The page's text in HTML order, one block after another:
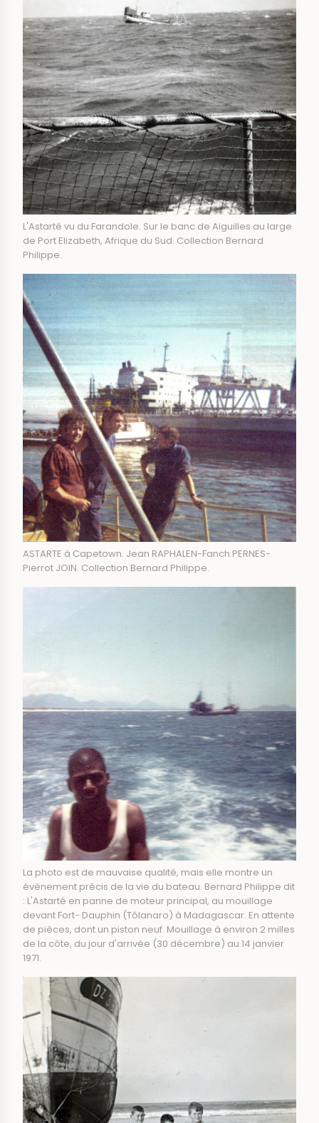
L'Astarté vu du Farandole. Sur le banc de Aiguilles au large
de Port Elizabeth, Afrique du Sud. Collection Bernard
Philippe.
ASTARTE à Capetown. Jean RAPHALEN-Fanch.PERNES-
Pierrot JOIN. Collection Bernard Philippe.
La photo est de mauvaise qualité, mais elle montre un
évènement précis de la vie du bateau. Bernard Philippe dit
: L'Astarté en panne de moteur principal, au mouillage
devant Fort- Dauphin (Tôlanaro) à Madagascar. En attente
de pièces, dont un piston neuf. Mouillage à environ 2 milles
de la côte, du jour d'arrivée (30 décembre) au 14 janvier
1971.